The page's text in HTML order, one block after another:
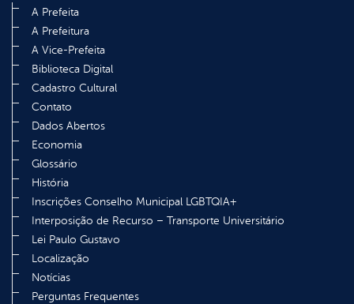
A Prefeita
A Prefeitura
A Vice-Prefeita
Biblioteca Digital
Cadastro Cultural
Contato
Dados Abertos
Economia
Glossário
História
Inscrições Conselho Municipal LGBTQIA+
Interposição de Recurso – Transporte Universitário
Lei Paulo Gustavo
Localização
Notícias
Perguntas Frequentes